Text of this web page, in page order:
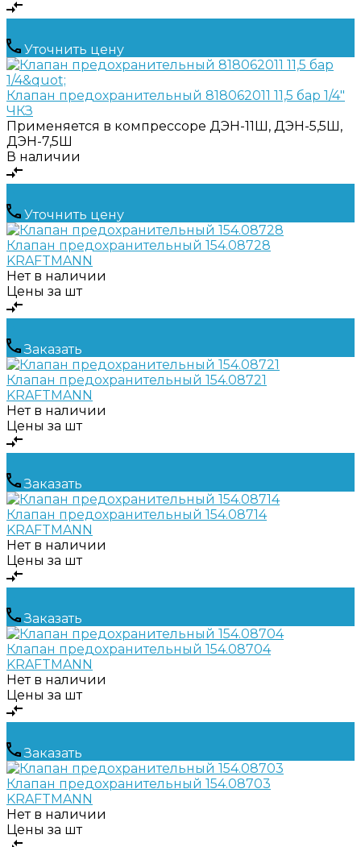
Уточнить цену
Клапан предохранительный 818062011 11,5 бар 1/4"
ЧКЗ
Применяется в компрессоре ДЭН-11Ш, ДЭН-5,5Ш,
ДЭН-7,5Ш
В наличии
Уточнить цену
Клапан предохранительный 154.08728
KRAFTMANN
Нет в наличии
Цены за шт
Заказать
Клапан предохранительный 154.08721
KRAFTMANN
Нет в наличии
Цены за шт
Заказать
Клапан предохранительный 154.08714
KRAFTMANN
Нет в наличии
Цены за шт
Заказать
Клапан предохранительный 154.08704
KRAFTMANN
Нет в наличии
Цены за шт
Заказать
Клапан предохранительный 154.08703
KRAFTMANN
Нет в наличии
Цены за шт